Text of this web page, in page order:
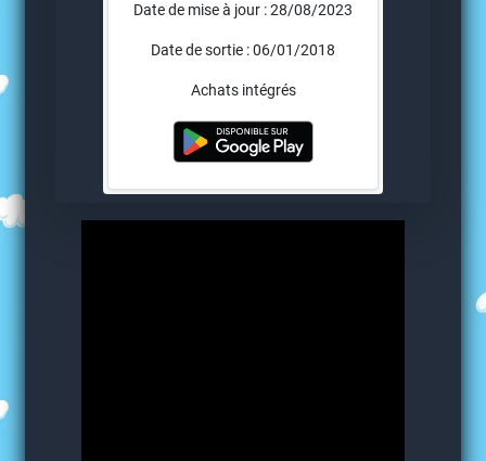
Date de mise à jour : 28/08/2023
Date de sortie : 06/01/2018
Achats intégrés